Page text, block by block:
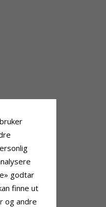
godtar
finne ut
og andre